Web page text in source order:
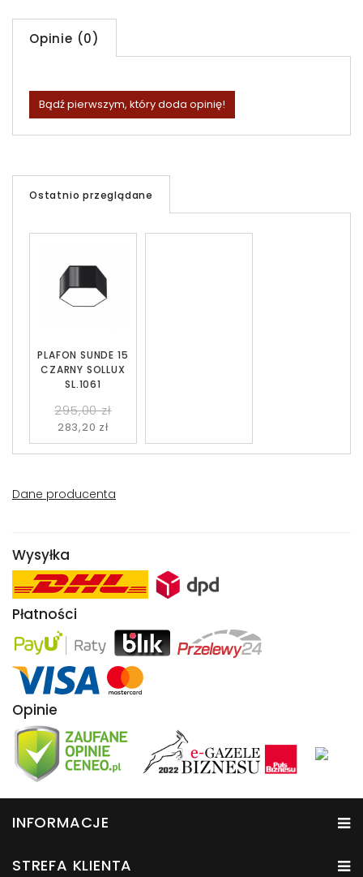
Opinie (0)
Bądź pierwszym, który doda opinię!
Ostatnio przeglądane
PLAFON SUNDE 15
CZARNY SOLLUX
SL.1061
295,00 zł
283,20 zł
Dane producenta
Wysyłka
Płatności
Opinie
INFORMACJE
STREFA KLIENTA